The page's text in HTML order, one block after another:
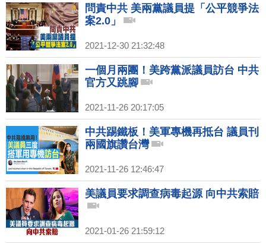
問責中共 美兩黨議員提「公平競爭法
案2.0」
2021-12-30 21:32:48
一個月兩團！美跨黨派議員訪台 中共
官方又跳腳
2021-11-26 20:17:05
中共踢鐵板！美軍專機再抵台 議員刊
兩國旗讚台灣
2021-11-26 12:46:47
美議員要求調查病毒起源 向中共索賠
2021-01-26 21:59:12